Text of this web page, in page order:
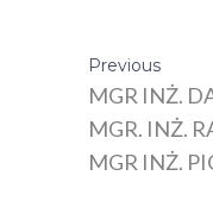
Previous
MGR INŻ.
MGR. INŻ.
MGR INŻ.